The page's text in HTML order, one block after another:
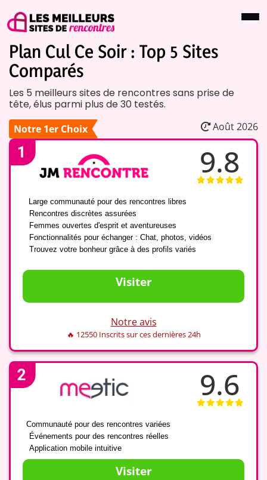
Plan Cul Ce Soir : Top 5 Sites
Comparés
Les 5 meilleurs sites de rencontres sans prise de
tête, élus parmi plus de 30 testés.
Notre 1er Choix Août 2026
9.8
Large communauté pour des rencontres libres
Rencontres discrètes assurées
Femmes ouvertes d'esprit et aventureuses
Fonctionnalités pour échanger : Chat, photos, vidéos
Trouvez votre bonheur grâce à des profils variés
Visiter
Notre avis
🔥 12550 Inscrits sur ces dernières 24h
9.6
Communauté pour des rencontres variées
Événements pour des rencontres réelles
Application mobile intuitive
Visiter